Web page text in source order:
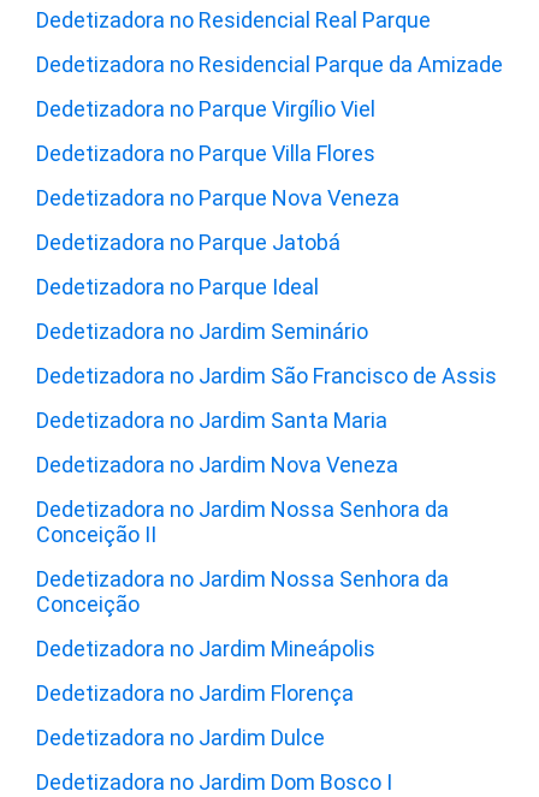
Dedetizadora no Residencial Real Parque
Dedetizadora no Residencial Parque da Amizade
Dedetizadora no Parque Virgílio Viel
Dedetizadora no Parque Villa Flores
Dedetizadora no Parque Nova Veneza
Dedetizadora no Parque Jatobá
Dedetizadora no Parque Ideal
Dedetizadora no Jardim Seminário
Dedetizadora no Jardim São Francisco de Assis
Dedetizadora no Jardim Santa Maria
Dedetizadora no Jardim Nova Veneza
Dedetizadora no Jardim Nossa Senhora da
Conceição II
Dedetizadora no Jardim Nossa Senhora da
Conceição
Dedetizadora no Jardim Mineápolis
Dedetizadora no Jardim Florença
Dedetizadora no Jardim Dulce
Dedetizadora no Jardim Dom Bosco I